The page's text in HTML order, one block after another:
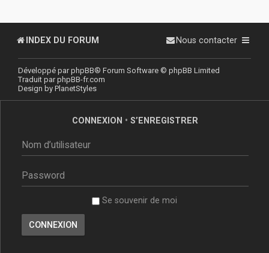
INDEX DU FORUM Nous contacter
Développé parphpBB® Forum Software © phpBB Limited
Traduit parphpBB-fr.com
Design by PlanetStyles
CONNEXION • S’ENREGISTRER
Se souvenir de moi